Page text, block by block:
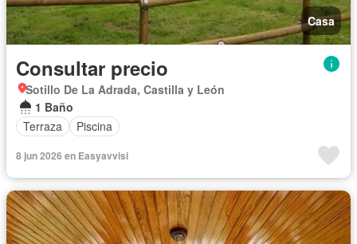
Casa
Consultar precio
Sotillo De La Adrada, Castilla y León
1 Baño
Terraza
Piscina
8 jun 2026 en Easyavvisi